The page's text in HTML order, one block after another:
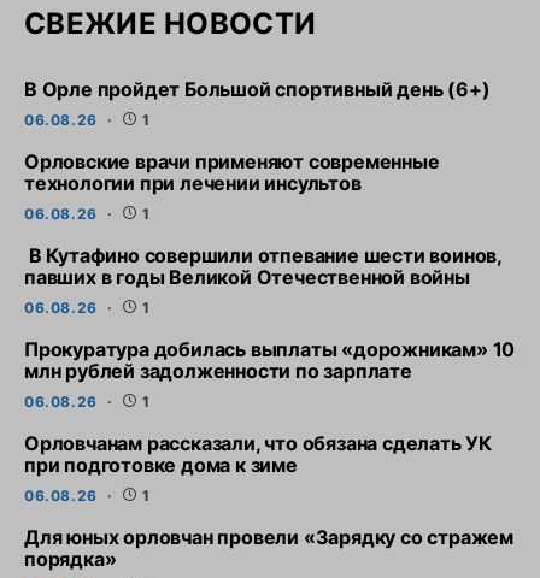
СВЕЖИЕ НОВОСТИ
В Орле пройдет Большой спортивный день (6+)
06.08.26 1
Орловские врачи применяют современные
технологии при лечении инсультов
06.08.26 1
В Кутафино совершили отпевание шести воинов,
павших в годы Великой Отечественной войны
06.08.26 1
Прокуратура добилась выплаты «дорожникам» 10
млн рублей задолженности по зарплате
06.08.26 1
Орловчанам рассказали, что обязана сделать УК
при подготовке дома к зиме
06.08.26 1
Для юных орловчан провели «Зарядку со стражем
порядка»